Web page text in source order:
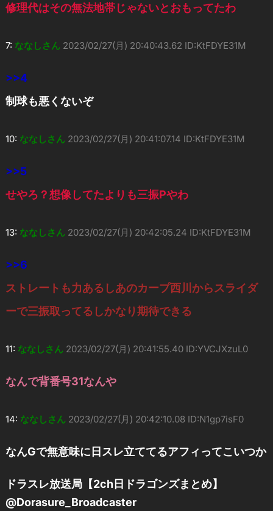
修理代はその無法地帯じゃないとおもってたわ
7: ななしさん 2023/02/27(月) 20:40:43.62 ID:KtFDYE31M
>>4
制球も悪くないぞ
10: ななしさん 2023/02/27(月) 20:41:07.14 ID:KtFDYE31M
>>5
せやろ？想像してたよりも三振Pやわ
13: ななしさん 2023/02/27(月) 20:42:05.24 ID:KtFDYE31M
>>6
ストレートも力あるしあのカープ西川からスライダ
ーで三振取ってるしかなり期待できる
11: ななしさん 2023/02/27(月) 20:41:55.40 ID:YVCJXzuL0
なんで背番号31なんや
14: ななしさん 2023/02/27(月) 20:42:10.08 ID:N1gp7isF0
なんGで無意味に日スレ立ててるアフィってこいつか
ドラスレ放送局【2ch日ドラゴンズまとめ】
@Dorasure_Broadcaster